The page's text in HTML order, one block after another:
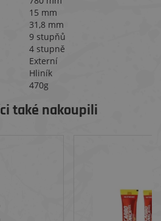
15 mm
31,8 mm
9 stupňů
4 stupně
Externí
Hliník
470g
také nakoupili